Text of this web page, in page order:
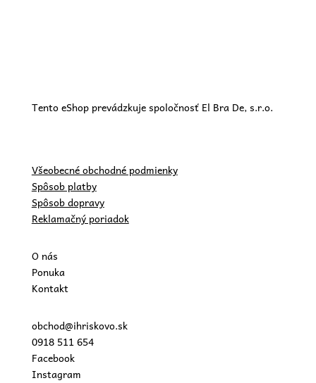
Tento eShop prevádzkuje spoločnosť El Bra De, s.r.o.
Všeobecné obchodné podmienky
Spôsob platby
Spôsob dopravy
Reklamačný poriadok
O nás
Ponuka
Kontakt
obchod@ihriskovo.sk
0918 511 654
Facebook
Instagram